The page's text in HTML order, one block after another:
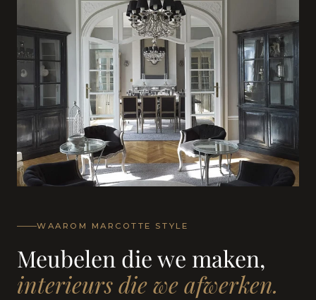
WAAROM MARCOTTE STYLE
Meubelen die we maken,
interieurs die we afwerken.